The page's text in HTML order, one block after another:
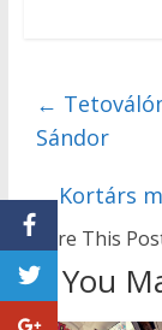
←
Sándor
Kortárs
Share This
You